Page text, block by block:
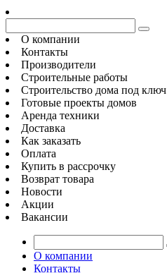
О компании
Контакты
Производители
Строительные работы
Строительство дома под ключ
Готовые проекты домов
Аренда техники
Доставка
Как заказать
Оплата
Купить в рассрочку
Возврат товара
Новости
Акции
Вакансии
О компании
Контакты